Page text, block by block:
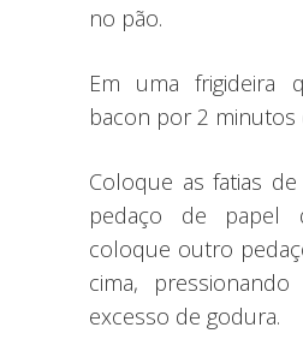
no pão.
Em uma frigideira
bacon por 2 minutos
Coloque as fatias
pedaço de papel
coloque outro
cima,
excesso de godura.